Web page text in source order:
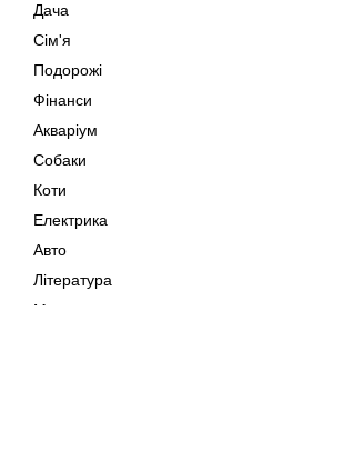
Дача
Сім'я
Подорожі
Фінанси
Акваріум
Собаки
Коти
Електрика
Авто
Література
Музика